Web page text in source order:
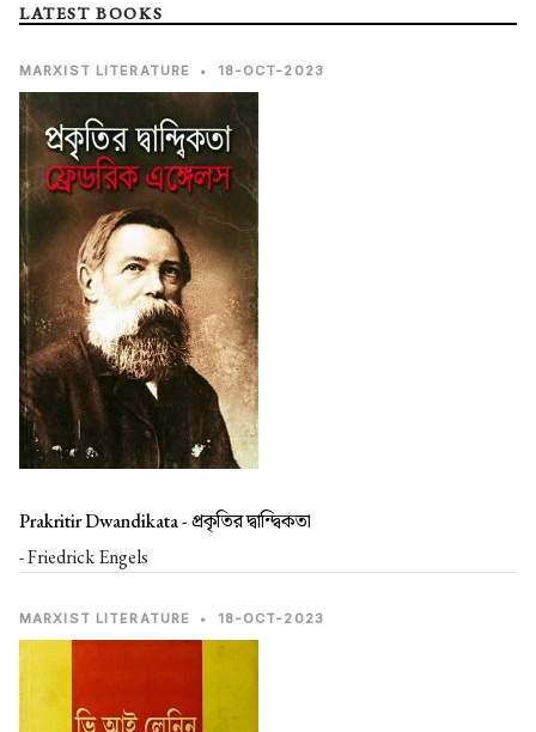
LATEST BOOKS
MARXIST LITERATURE • 18-OCT-2023
Prakritir Dwandikata -প্রকৃতির দ্বান্দ্বিকতা
- Friedrick Engels
MARXIST LITERATURE • 18-OCT-2023